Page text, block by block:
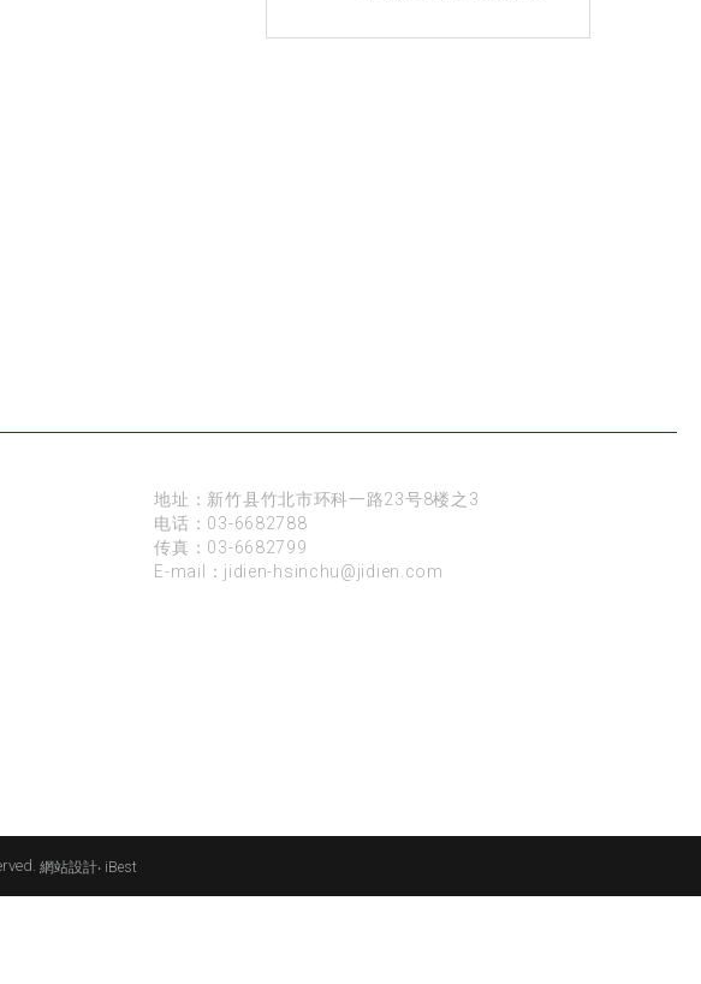
地址：新竹县竹北市环科一路23号8楼之3
电话： 03-6682788
传真：03-6682799
E-mail： jidien-hsinchu@jidien.com
網站設計‧ iBest